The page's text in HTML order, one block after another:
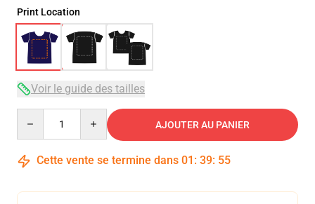
Print Location
Voir le guide des tailles
AJOUTER AU PANIER
Cette vente se termine dans 01 : 39: 54